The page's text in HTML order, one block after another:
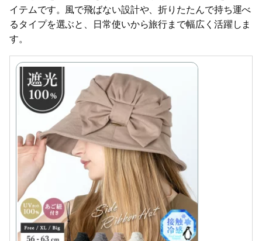
イテムです。風で飛ばない設計や、折りたたんで持ち運べ
るタイプを選ぶと、日常使いから旅行まで幅広く活躍しま
す。